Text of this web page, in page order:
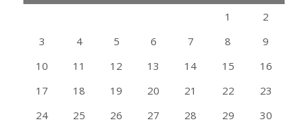
1
2
3
4 5 6 7 8
9
10
11 12 13 14 15
16
17
18 19 20 21 22
23
24
25 26 27 28 29 30